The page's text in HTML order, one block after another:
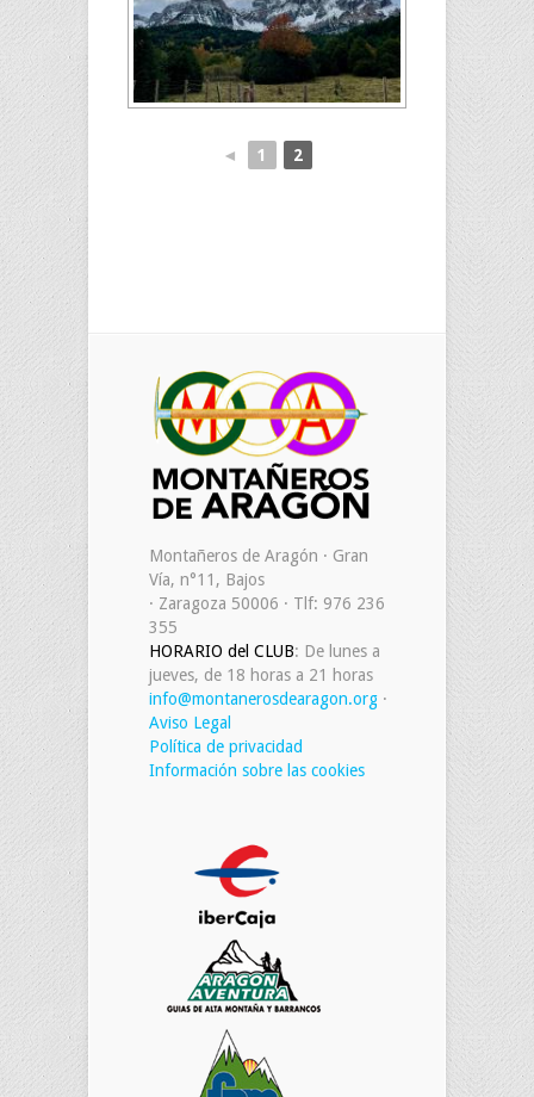
◄ 1 2
Montañeros de Aragón · Gran
Vía, n°11, Bajos
· Zaragoza 50006 · Tlf: 976 236
355
HORARIO del CLUB: De lunes a
jueves, de 18 horas a 21 horas
info@montanerosdearagon.org ·
Aviso Legal
Política de privacidad
Información sobre las cookies